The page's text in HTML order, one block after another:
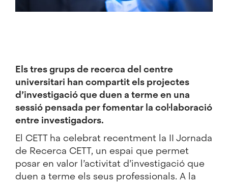
Els tres grups de recerca del centre
universitari han compartit els projectes
d’investigació que duen a terme en una
sessió pensada per fomentar la col·laboració
entre investigadors.
El CETT ha celebrat recentment la II Jornada
de Recerca CETT, un espai que permet
posar en valor l’activitat d’investigació que
duen a terme els seus professionals. A la